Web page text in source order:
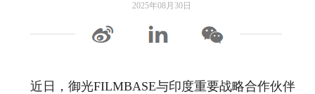
2025年08月30日
近日，御光FILMBASE与印度重要战略合作伙伴